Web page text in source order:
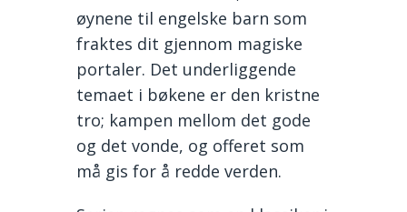
øynene til engelske barn som
fraktes dit gjennom magiske
portaler. Det underliggende
temaet i bøkene er den kristne
tro; kampen mellom det gode
og det vonde, og offeret som
må gis for å redde verden.